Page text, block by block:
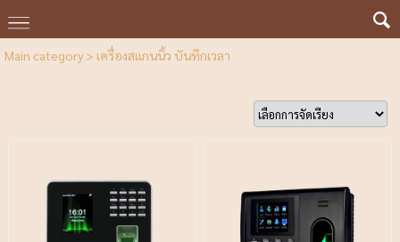
Main category> เครื่องสแกนนิ้ว บันทึกเวลา